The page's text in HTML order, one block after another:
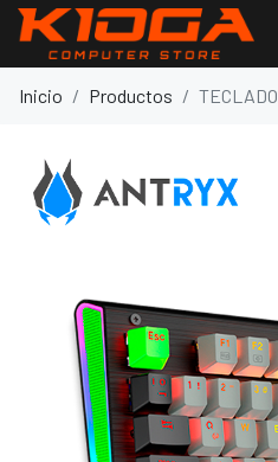
Inicio Productos